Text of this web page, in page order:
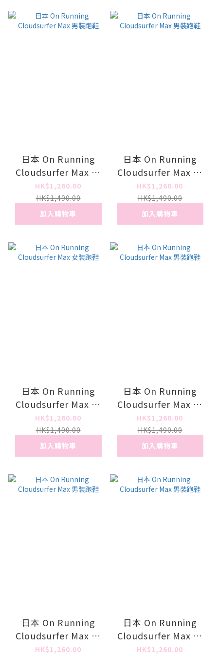
日本 On Running
Cloudsurfer Max 男
裝跑鞋
HK$1,260.00
HK$1,490.00
加入購物車
日本 On Running
Cloudsurfer Max 男
裝跑鞋
HK$1,260.00
HK$1,490.00
加入購物車
日本 On Running
Cloudsurfer Max 女
裝跑鞋
HK$1,260.00
HK$1,490.00
加入購物車
日本 On Running
Cloudsurfer Max 男
裝跑鞋
HK$1,260.00
HK$1,490.00
加入購物車
日本 On Running
Cloudsurfer Max 男
裝跑鞋
HK$1,260.00
日本 On Running
Cloudsurfer Max 男
裝跑鞋
HK$1,260.00